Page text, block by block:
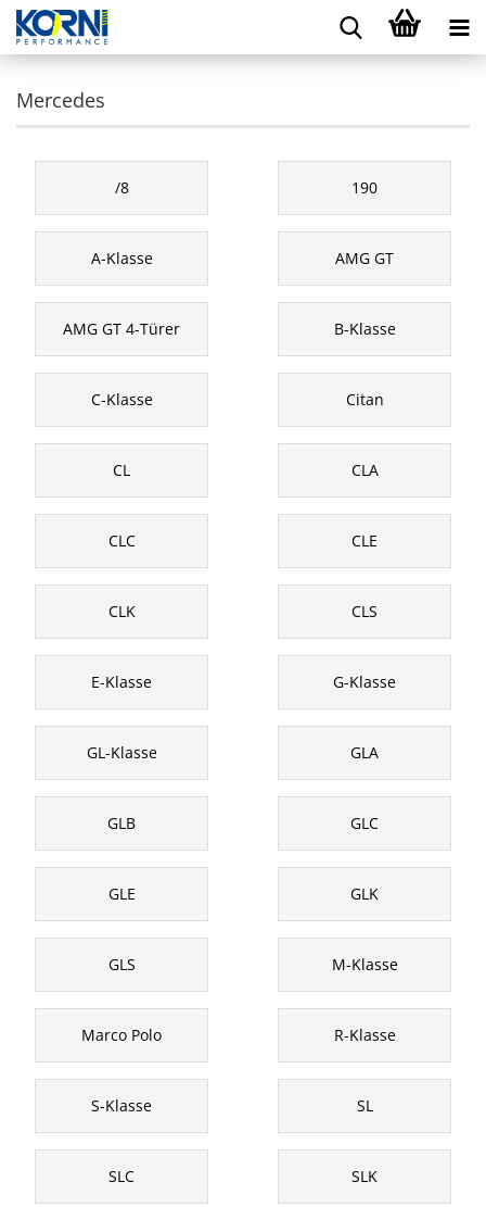
Mercedes
/8 190
A-Klasse AMG GT
AMG GT 4-Türer B-Klasse
C-Klasse Citan
CL CLA
CLC CLE
CLK CLS
E-Klasse G-Klasse
GL-Klasse GLA
GLB GLC
GLE GLK
GLS M-Klasse
Marco Polo R-Klasse
S-Klasse SL
SLC SLK